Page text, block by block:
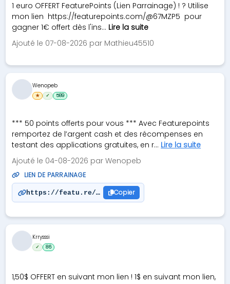
1 euro OFFERT FeaturePoints (Lien Parrainage) ! ? Utilise
mon lien https://featurepoints.com/@67MZP5 pour
gagner 1€ offert dès l'ins... Lire la suite
Ajouté le 07-08-2026 par Mathieu45510
*** 50 points offerts pour vous *** Avec Featurepoints
remportez de l’argent cash et des récompenses en
testant des applications gratuites, en r... Lire la suite
Ajouté le 04-08-2026 par Wenopeb
LIEN DE PARRAINAGE
https://featu.re/C8T46RCopier
Wenopeb
★ ✓ 589
1,50$ OFFERT en suivant mon lien ! 1$ en suivant mon lien,
Krrysssi
✓ 86